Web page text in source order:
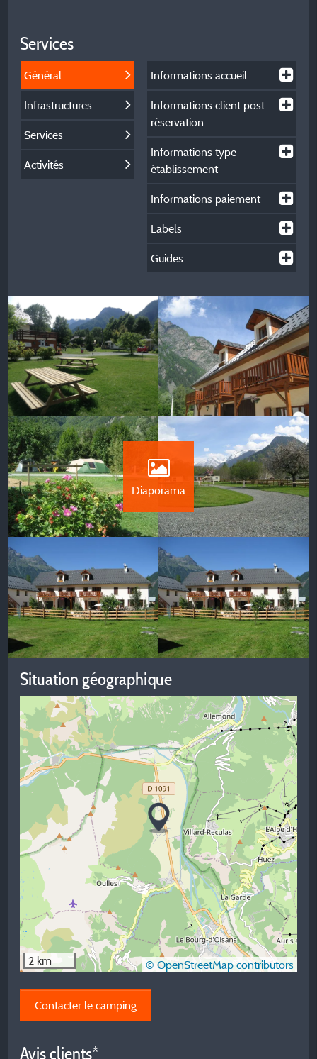
Services
Général
Infrastructures
Services
Activités
Informations accueil
Informations client post
réservation
Informations type
établissement
Informations paiement
Labels
Guides
Diaporama
Situation géographique
2 km © OpenStreetMap contributors
Contacter le camping
Avis clients*